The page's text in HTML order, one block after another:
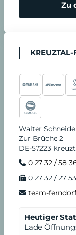
Zu
Walter
Zur Brüche 2
DE-57223
0 27 32 / 58
0 27 32 / 27
team-
Heutiger
Lade